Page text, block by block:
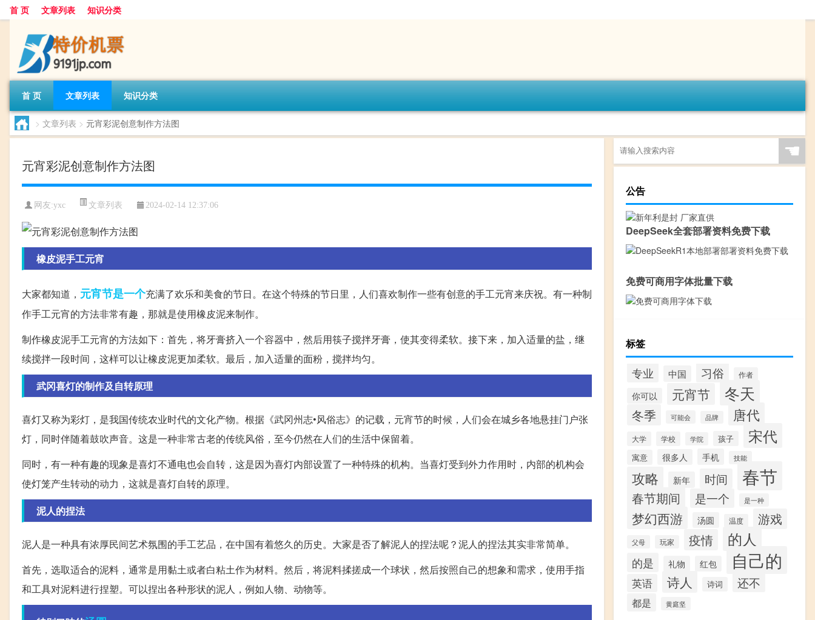
首 页 文章列表 知识分类
首 页 文章列表 知识分类
> 文章列表 > 元宵彩泥创意制作方法图
元宵彩泥创意制作方法图
网友:yxc 文章列表 2024-02-14 12:37:06
橡皮泥手工元宵
大家都知道， 元宵节是一个充满了欢乐和美食的节日。在这个特殊的节日里，人们喜欢制作一些有创意的手工元宵来庆祝。有一种制
作手工元宵的方法非常有趣，那就是使用橡皮泥来制作。
制作橡皮泥手工元宵的方法如下：首先，将牙膏挤入一个容器中，然后用筷子搅拌牙膏，使其变得柔软。接下来，加入适量的盐，继
续搅拌一段时间，这样可以让橡皮泥更加柔软。最后，加入适量的面粉，搅拌均匀。
武冈喜灯的制作及自转原理
喜灯又称为彩灯，是我国传统农业时代的文化产物。根据《武冈州志•风俗志》的记载，元宵节的时候，人们会在城乡各地悬挂门户张
灯，同时伴随着鼓吹声音。这是一种非常古老的传统风俗，至今仍然在人们的生活中保留着。
同时，有一种有趣的现象是喜灯不通电也会自转，这是因为喜灯内部设置了一种特殊的机构。当喜灯受到外力作用时，内部的机构会
使灯笼产生转动的动力，这就是喜灯自转的原理。
泥人的捏法
泥人是一种具有浓厚民间艺术氛围的手工艺品，在中国有着悠久的历史。大家是否了解泥人的捏法呢？泥人的捏法其实非常简单。
首先，选取适合的泥料，通常是用黏土或者白粘土作为材料。然后，将泥料揉搓成一个球状，然后按照自己的想象和需求，使用手指
和工具对泥料进行捏塑。可以捏出各种形状的泥人，例如人物、动物等。
☚
公告
DeepSeek全套部署资料免费下载
免费可商用字体批量下载
标签
专业 中国 习俗 作者
你可以 元宵节 冬天
冬季 可能会 品牌 唐代
大学 学校 学院 孩子 宋代
寓意 很多人 手机 技能
攻略 新年 时间 春节
春节期间 是一个 是一种
梦幻西游 汤圆 温度 游戏
父母 玩家 疫情 的人
的是 礼物 红包 自己的
英语 诗人 诗词 还不
都是 黄庭坚